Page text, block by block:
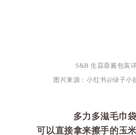
S&B 生蒜蓉酱包装
图片来源：小红书@绿子小
多力多滋毛巾袋
可以直接拿来擦手的玉